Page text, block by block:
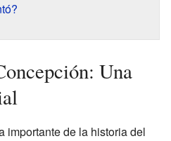
Una
importante de la historia del